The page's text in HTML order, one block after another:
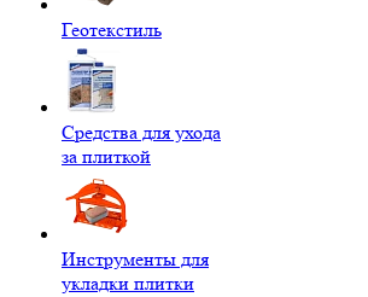
Геотекстиль
Средства для ухода
за плиткой
Инструменты для
укладки плитки